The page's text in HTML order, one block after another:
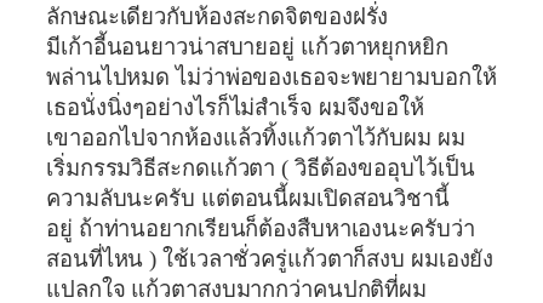
ลักษณะเดียวกับห้องสะกดจิตของฝรั่ง
มีเก้าอี้นอนยาวน่าสบายอยู่ แก้วตาหยุกหยิก
พล่านไปหมด ไม่ว่าพ่อของเธอจะพยายามบอกให้
เธอนั่งนิ่งๆอย่างไรก็ไม่สำเร็จ ผมจึงขอให้
เขาออกไปจากห้องแล้วทิ้งแก้วตาไว้กับผม ผม
เริ่มกรรมวิธีสะกดแก้วตา ( วิธีต้องขออุบไว้เป็น
ความลับนะครับ แต่ตอนนี้ผมเปิดสอนวิชานี้
อยู่ ถ้าท่านอยากเรียนก็ต้องสืบหาเองนะครับว่า
สอนที่ไหน ) ใช้เวลาชั่วครู่แก้วตาก็สงบ ผมเองยัง
แปลกใจ แก้วตาสงบมากกว่าคนปกติที่ผม